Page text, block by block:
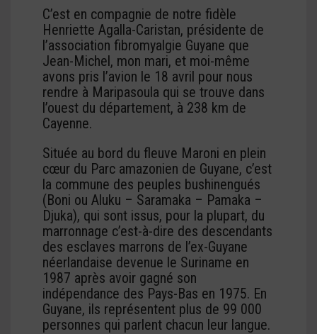
C’est en compagnie de notre fidèle
Henriette Agalla-Caristan, présidente de
l’association fibromyalgie Guyane que
Jean-Michel, mon mari, et moi-même
avons pris l’avion le 18 avril pour nous
rendre à Maripasoula qui se trouve dans
l’ouest du département, à 238 km de
Cayenne.
Située au bord du fleuve Maroni en plein
cœur du Parc amazonien de Guyane, c’est
la commune des peuples bushinengués
(Boni ou Aluku – Saramaka – Pamaka –
Djuka), qui sont issus, pour la plupart, du
marronnage c’est-à-dire des descendants
des esclaves marrons de l’ex-Guyane
néerlandaise devenue le Suriname en
1987 après avoir gagné son
indépendance des Pays-Bas en 1975. En
Guyane, ils représentent plus de 99 000
personnes qui parlent chacun leur langue.